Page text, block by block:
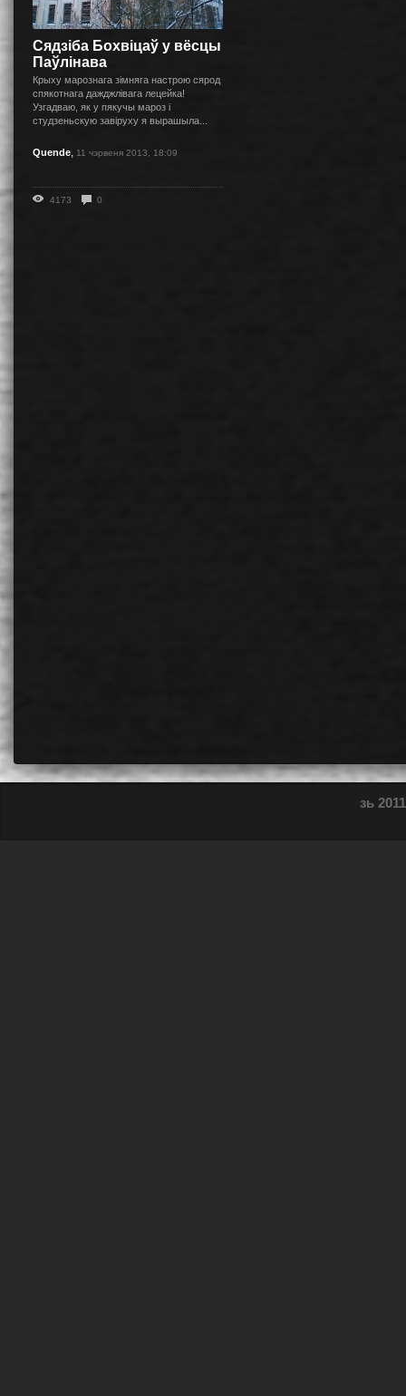
Сядзіба Бохвіцаў у вёсцы
Паўлінава
Крыху марознага зімняга настрою сярод
спякотнага дажджлівага лецейка!
Узгадваю, як у пякучы мароз і
студзеньскую завіруху я вырашыла...
Quende, 11 чэрвеня 2013, 18:09
4173 0
зь 2011